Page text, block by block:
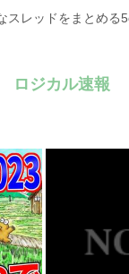
スレッドをまとめる
ロジカル速報